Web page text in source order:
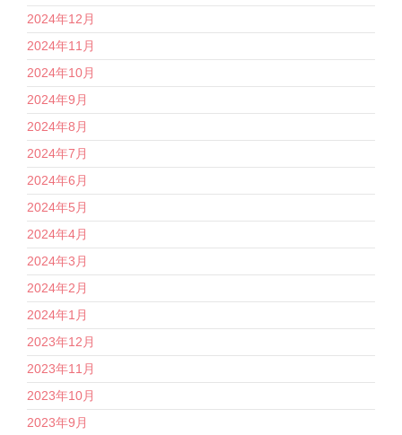
2024年12月
2024年11月
2024年10月
2024年9月
2024年8月
2024年7月
2024年6月
2024年5月
2024年4月
2024年3月
2024年2月
2024年1月
2023年12月
2023年11月
2023年10月
2023年9月